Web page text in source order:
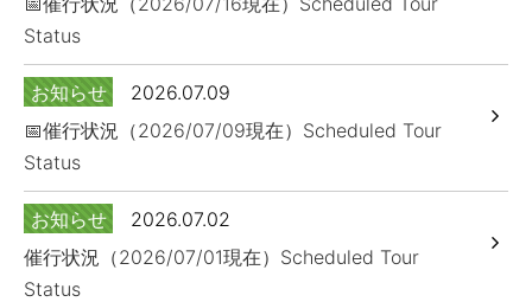
Status
お知らせ
2026.07.09
📅催行状況（2026/07/09現在）Scheduled Tour
Status
お知らせ
2026.07.02
催行状況（2026/07/01現在）Scheduled Tour
Status